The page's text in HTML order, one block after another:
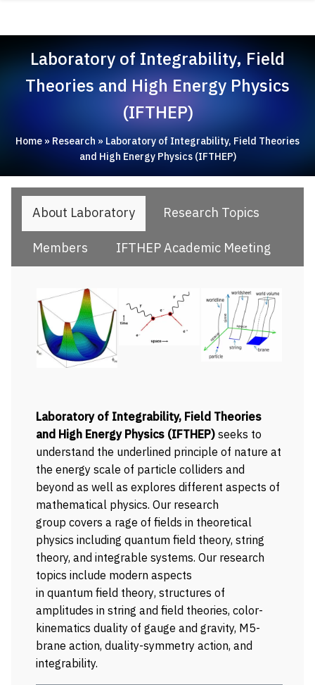
RESEARCH
Laboratory of Integrability, Field
Theories and High Energy Physics
(IFTHEP)
Home» Research » Laboratory of Integrability, Field Theories
and High Energy Physics (IFTHEP)
About Laboratory
Research Topics
Members
IFTHEP Academic Meeting
Laboratory of Integrability, Field Theories
and High Energy Physics (IFTHEP)seeks to
understand the underlined principle of natureat
the energy scale of particle colliders and
beyondas well as exploresdifferent aspects of
mathematical physics.Our research
groupcovers a rage of fields in theoretical
physics including quantum field theory, string
theory, and integrable systems.Our research
topics include modern aspects
inquantumfieldtheory,structuresof
amplitudesin string and field theories,color-
kinematics dualityof gauge and gravity, M5-
brane action, duality-symmetry action,and
integrability.